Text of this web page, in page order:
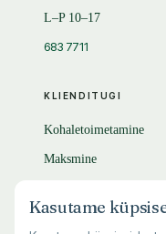
KLIENDITUGI
Kohaletoimetamine
Maksmine
KKK
L–P 10–17
683 7711
Kasutame